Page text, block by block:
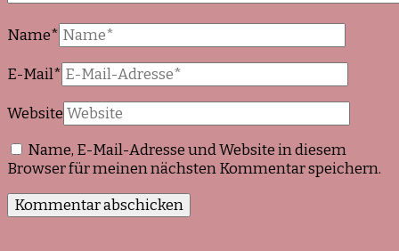
Name*
E-Mail*
Website
Name, E-Mail-Adresse und Website in diesem
Browser für meinen nächsten Kommentar speichern.